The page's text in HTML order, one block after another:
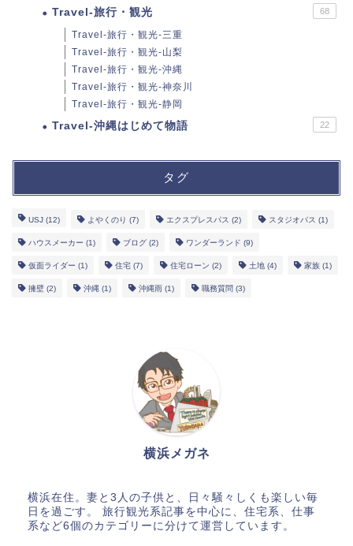
Travel-旅行・観光 68
Travel-旅行・観光-三重
Travel-旅行・観光-山梨
Travel-旅行・観光-沖縄
Travel-旅行・観光-神奈川
Travel-旅行・観光-静岡
Travel-沖縄はじめて物語 22
タグ
USJ (12) よやくのり (7) エクスプレスパス (2) スタジオパス (1)
ハウスメーカー (1) ブログ (2) ワンダーランド (9)
仮面ライダー (1) 住宅 (7) 住宅ローン (2) 土地 (4) 家族 (1)
擁壁 (2) 沖縄 (1) 沖縄雨 (1) 職務質問 (3)
横浜メガネ
横浜在住。妻と3人の子供と、日々騒々しくも楽しい毎
日を過ごす。 旅行観光系記事を中心に、住宅系、仕事
系など6個のカテゴリーに分けて運営しています。